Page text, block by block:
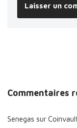
Commentaires
Senegas sur